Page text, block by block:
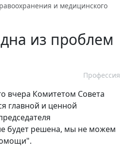
и медицинского
из проблем
Профессия
вчера Комитетом Совета
главной и ценной
будет решена, мы не можем